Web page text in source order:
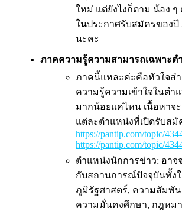
ใหม่ แต่ยังไงก็ตาม น้อง ๆ
ในประกาศรับสมัครของปี
นะคะ
ภาคความรู้ความสามารถเฉพาะต
ภาคนี้แหละค่ะคือหัวใจส
ความรู้ความเข้าใจในตำ
มากน้อยแค่ไหน เนื้อหาจ
แต่ละตำแหน่งที่เปิดรับสมั
https://pantip.com/topic/
https://pantip.com/topic/
ตำแหน่งนักการข่าว: อาจ
กับสถานการณ์ปัจจุบันทั้งใ
ภูมิรัฐศาสตร์, ความสัมพัน
ความมั่นคงศึกษา, กฎหม